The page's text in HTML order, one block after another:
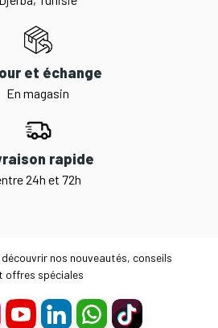
et échange
En magasin
rapide
24h et 72h
nos nouveautés, conseils
offres spéciales